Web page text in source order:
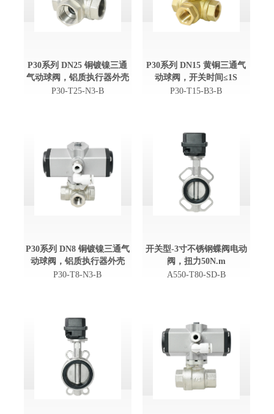
P30系列 DN25 铜镀镍三通
气动球阀，铝质执行器外壳
P30-T25-N3-B
P30系列 DN15 黄铜三通气
动球阀，开关时间≤1S
P30-T15-B3-B
P30系列 DN8 铜镀镍三通气
动球阀，铝质执行器外壳
P30-T8-N3-B
开关型-3寸不锈钢蝶阀电动
阀，扭力50N.m
A550-T80-SD-B